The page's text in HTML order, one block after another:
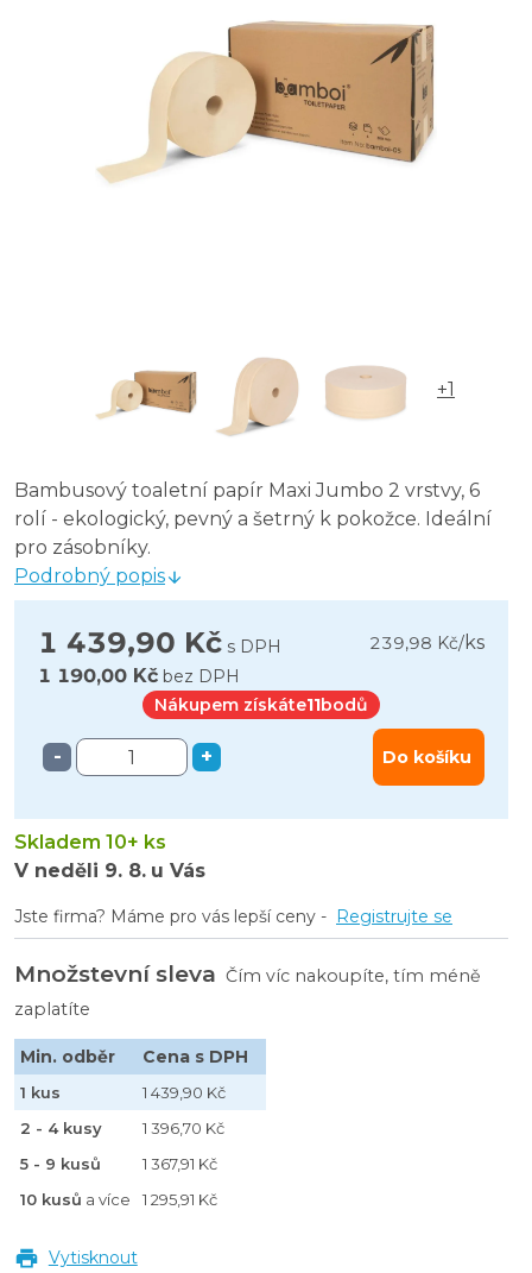
+1
Bambusový toaletní papír Maxi Jumbo 2 vrstvy, 6
rolí - ekologický, pevný a šetrný k pokožce. Ideální
pro zásobníky.
Podrobný popis
1 439,90 Kč s DPH 239,98 Kč/ks
1 190,00 Kč bez DPH
Nákupem získáte11bodů
- + Do košíku
Skladem 10+ ks
V neděli 9. 8. u Vás
Jste firma? Máme pro vás lepší ceny - Registrujte se
Množstevní sleva Čím víc nakoupíte, tím méně
zaplatíte
Min. odběr Cena s DPH
1 kus
1 439,90 Kč
2 - 4 kusy
1 396,70 Kč
5 - 9 kusů
1 367,91 Kč
10 kusů a více 1 295,91 Kč
Vytisknout